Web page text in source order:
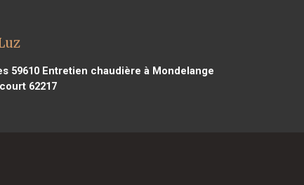
59610Entretien chaudière à Mondelange
62217